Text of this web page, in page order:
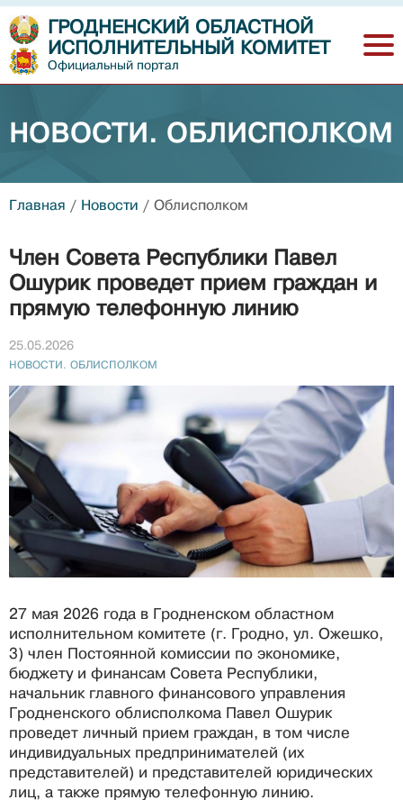
ГРОДНЕНСКИЙ ОБЛАСТНОЙ
ИСПОЛНИТЕЛЬНЫЙ КОМИТЕТ
Официальный портал
НОВОСТИ. ОБЛИСПОЛКОМ
Главная / Новости / Облисполком
Член Совета Республики Павел
Ошурик проведет прием граждан и
прямую телефонную линию
25.05.2026
НОВОСТИ. ОБЛИСПОЛКОМ
27 мая 2026 года в Гродненском областном
исполнительном комитете (г. Гродно, ул. Ожешко,
3) член Постоянной комиссии по экономике,
бюджету и финансам Совета Республики,
начальник главного финансового управления
Гродненского облисполкома Павел Ошурик
проведет личный прием граждан, в том числе
индивидуальных предпринимателей (их
представителей) и представителей юридических
лиц, а также прямую телефонную линию.